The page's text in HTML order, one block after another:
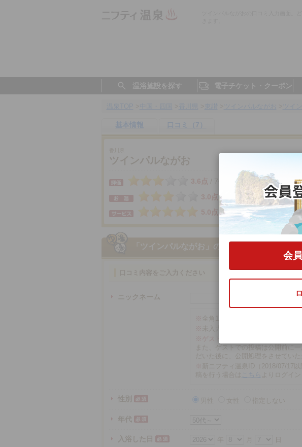
温浴施設を探す 電子チケット・クーポン
基本情報 口コミ（7）
ツインパルながお
3.6点 / 7件 香川県／東讃
3.0点
5.0点
「ツインパルながお」 の口コミをする
ニックネーム
※ 全角16文字以内
※
※ゲストでの投稿は、再編集や削除
また、ゲストでの投稿は公開前に
だいた後に、公開処理をさせていた
※ 新ニフティ温泉ID（2018/07/17
稿を行う場合は
こちら よりログイ
性別 男性 女性 指定しない
年代
入浴した日 年
会